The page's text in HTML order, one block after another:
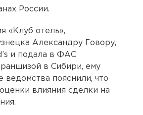
России.
«Клуб отель»,
Александру Говору,
и подала в ФАС
в Сибири, ему
пояснили, что
влияния сделки на